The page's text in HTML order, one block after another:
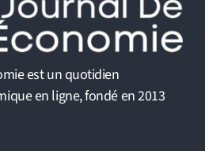
est un quotidien
en ligne, fondé en 2013